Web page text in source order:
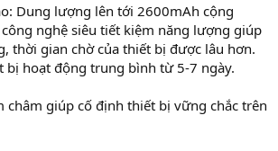
Dung lượng lên tới 2600mAh cộng
nghệ siêu tiết kiệm năng lượng giúp
thời gian chờ của thiết bị được lâu hơn.
bị hoạt động trung bình từ 5-7 ngày.
châm giúp cố định thiết bị vững chắc trên